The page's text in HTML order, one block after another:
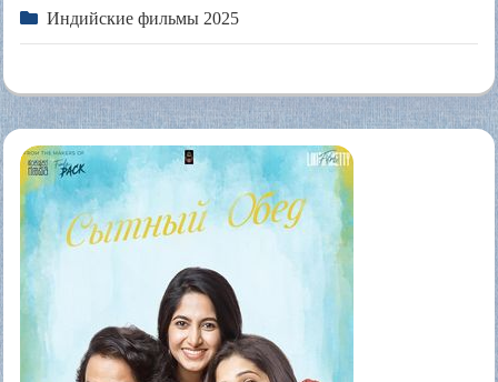
Индийские фильмы 2025